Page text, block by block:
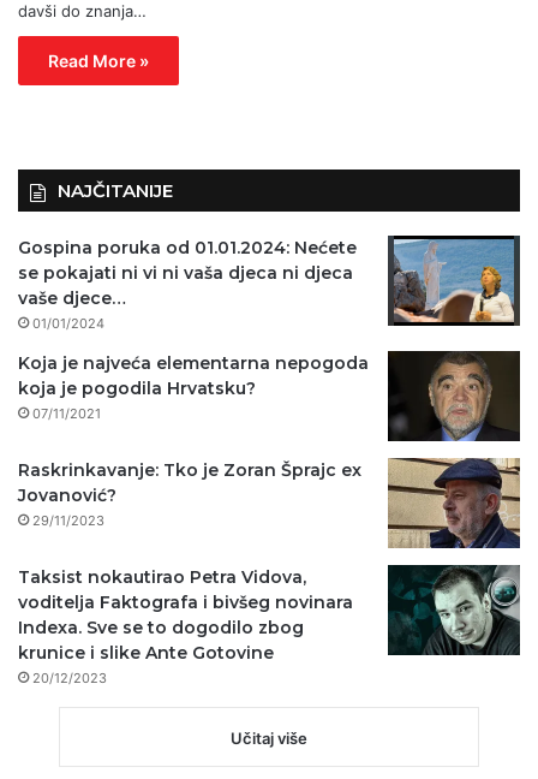
davši do znanja…
Read More »
NAJČITANIJE
Gospina poruka od 01.01.2024: Nećete
se pokajati ni vi ni vaša djeca ni djeca
vaše djece…
01/01/2024
Koja je najveća elementarna nepogoda
koja je pogodila Hrvatsku?
07/11/2021
Raskrinkavanje: Tko je Zoran Šprajc ex
Jovanović?
29/11/2023
Taksist nokautirao Petra Vidova,
voditelja Faktografa i bivšeg novinara
Indexa. Sve se to dogodilo zbog
krunice i slike Ante Gotovine
20/12/2023
Učitaj više